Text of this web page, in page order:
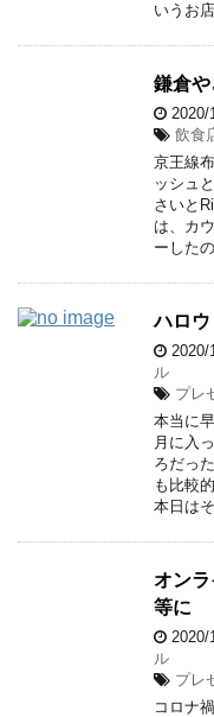
いうお
鎌倉や
2020/
飲食
京王線
ッシュ
さいと
は、カ
ーした
ハロ
2020/
ル
プレ
本当に
月に入
ろだっ
も比較
本日は
オン
等に
2020/
ル
プレ
コロナ